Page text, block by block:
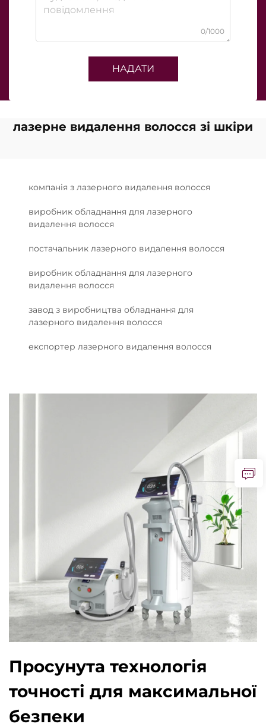
0/1000
НАДАТИ
лазерне видалення волосся зі шкіри
компанія з лазерного видалення волосся
виробник обладнання для лазерного
видалення волосся
постачальник лазерного видалення волосся
виробник обладнання для лазерного
видалення волосся
завод з виробництва обладнання для
лазерного видалення волосся
експортер лазерного видалення волосся
Просунута технологія
точності для максимальної
безпеки